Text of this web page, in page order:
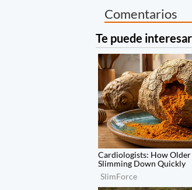
Comentarios